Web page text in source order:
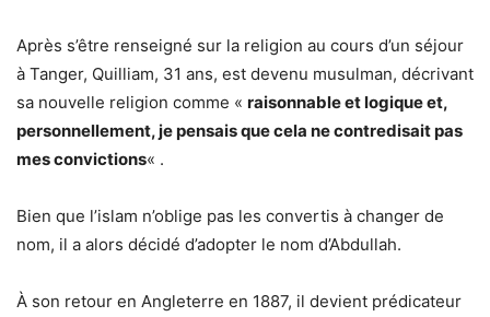
Après s’être renseigné sur la religion au cours d’un séjour
à Tanger, Quilliam, 31 ans, est devenu musulman, décrivant
sa nouvelle religion comme « raisonnable et logique et,
personnellement, je pensais que cela ne contredisait pas
mes convictions« .
Bien que l’islam n’oblige pas les convertis à changer de
nom, il a alors décidé d’adopter le nom d’Abdullah.
À son retour en Angleterre en 1887, il devient prédicateur